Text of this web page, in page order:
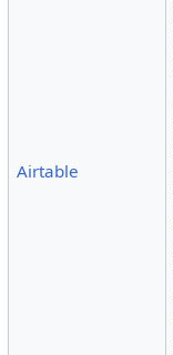
Airtable